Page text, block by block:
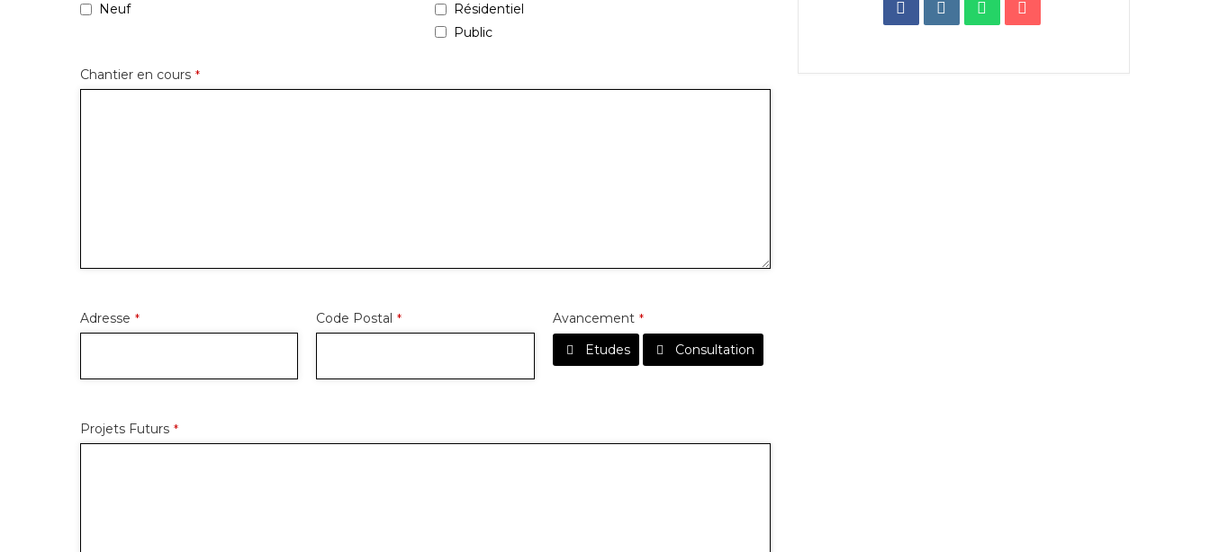
Neuf
Résidentiel
Public
Chantier en cours *
Adresse * Code Postal * Avancement *
Etudes Consultation
Projets Futurs *